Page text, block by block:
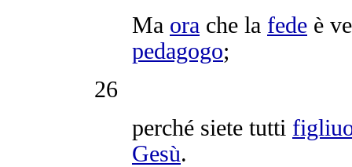
Ma ora che la fede è
pedagogo;
26
perché siete tutti
Gesù.